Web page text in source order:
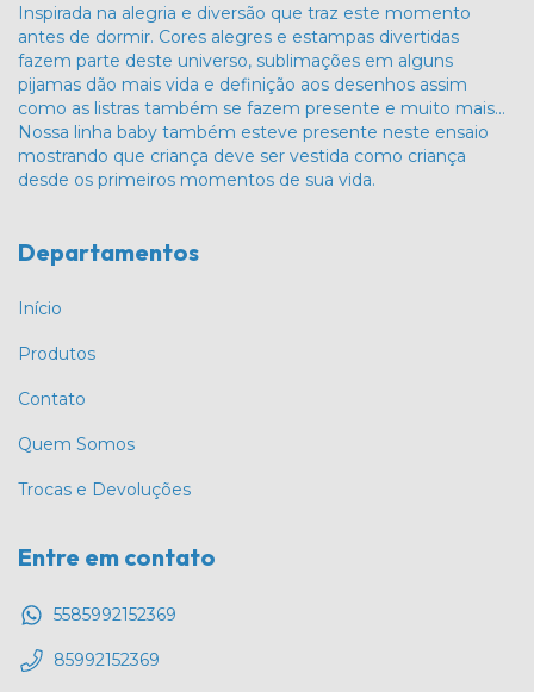
Inspirada na alegria e diversão que traz este momento
antes de dormir. Cores alegres e estampas divertidas
fazem parte deste universo, sublimações em alguns
pijamas dão mais vida e definição aos desenhos assim
como as listras também se fazem presente e muito mais…
Nossa linha baby também esteve presente neste ensaio
mostrando que criança deve ser vestida como criança
desde os primeiros momentos de sua vida.
Departamentos
Início
Produtos
Contato
Quem Somos
Trocas e Devoluções
Entre em contato
5585992152369
85992152369